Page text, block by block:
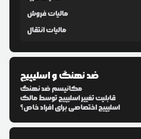
مالیات فروش
مالیات انتقال
ضد نهنگ و اسلیپیج
مکانیسم ضد نهنگ
قابلیت تغییر اسلیپیج توسط مالک
اسلیپیج اختصاصی برای افراد خاص؟